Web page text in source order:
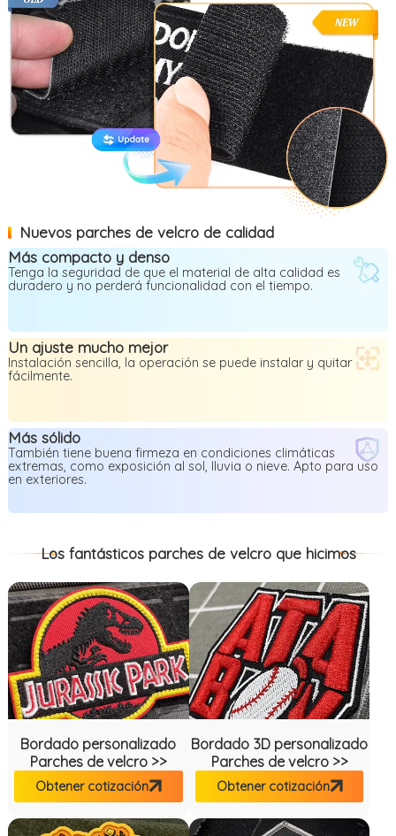
Nuevos parches de velcro de calidad
Más compacto y denso
Tenga la seguridad de que el material de alta calidad es
duradero y no perderá funcionalidad con el tiempo.
Un ajuste mucho mejor
Instalación sencilla, la operación se puede instalar y quitar
fácilmente.
Más sólido
También tiene buena firmeza en condiciones climáticas
extremas, como exposición al sol, lluvia o nieve. Apto para uso
en exteriores.
Los fantásticos parches de velcro que hicimos
Bordado personalizado
Parches de velcro >>
Obtener cotización
Bordado 3D personalizado
Parches de velcro >>
Obtener cotización